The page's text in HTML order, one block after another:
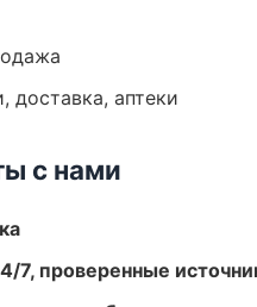
доставка, аптеки
с нами
7, проверенные